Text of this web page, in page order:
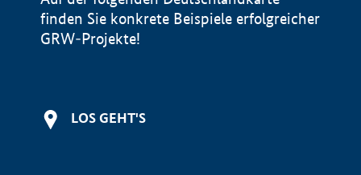
finden Sie konkrete Beispiele erfolgreicher
GRW-Projekte!
LOS GEHT'S